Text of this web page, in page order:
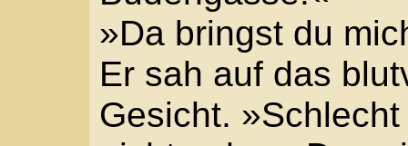
Sie gingen an St.
Baumallee entlang
Grollen, fernes
Der Rot-Weiße fuhr